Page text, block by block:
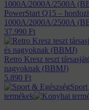
PowerStart Q15 –
1000A/2000A/2500A
37.990 Ft
Retro Kresz teszt
nagyoknak (BBMJ)
5.890 Ft
termékek